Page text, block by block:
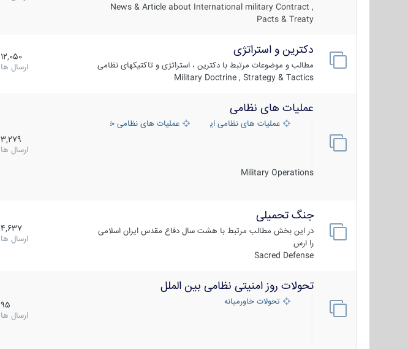
News & Article about International military Contract ,
Pacts & Treaty
دکترین و استراتژی
مطالب و موضوعات مرتبط با دکترین ، استراتژی و تاکتیکهای نظامی
Military Doctrine , Strategy & Tactics
12,050
ارسال ها
عملیات های نظامی
عملیات های نظامی ایران عملیات های نظامی خارجی
Military Operations
3,279
ارسال ها
جنگ تحمیلی
در این بخش مطالب مرتبط با هشت سال دفاع مقدس ایران اسلامی
را ارس
Sacred Defense
4,637
ارسال ها
تحولات روز امنیتی نظامی بین الملل
تحولات خاورمیانه
95
ارسال ها